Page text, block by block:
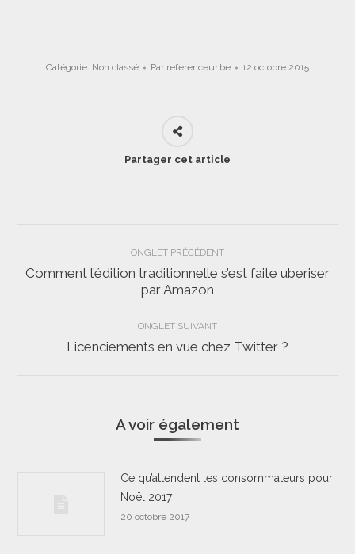
Catégorie Non classé Par referenceur.be 12 octobre 2015
Partager cet article
Navigation
de
commentaire
ONGLET PRÉCÉDENT
Onglet
Comment l’édition traditionnelle s’est faite uberiser
par Amazon
ONGLET SUIVANT
Onglet
Licenciements en vue chez Twitter ?
A voir également
Ce qu’attendent les consommateurs pour
Noël 2017
20 octobre 2017